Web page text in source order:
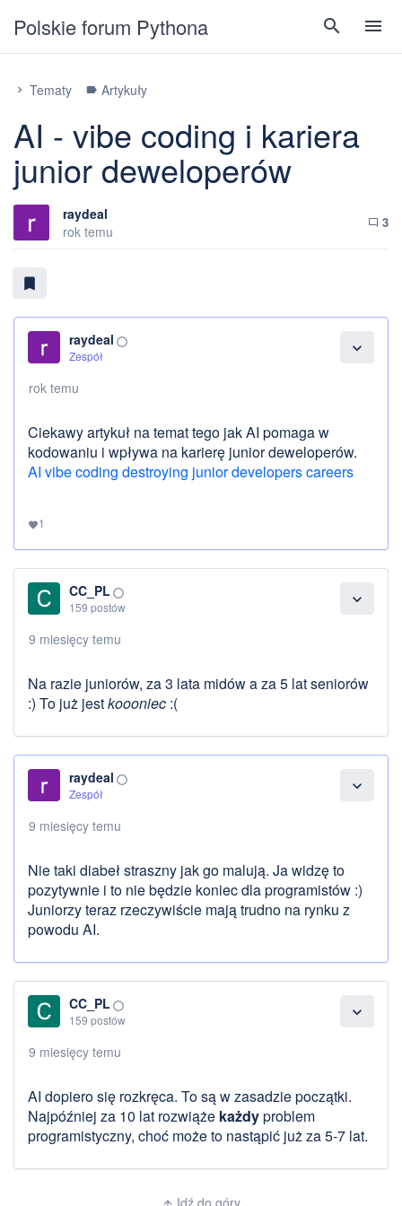
Polskie forum Pythona search menu
chevron_right Tematy label Artykuły
AI - vibe coding i kariera
junior deweloperów
raydeal
rok temu
chat_bubble_outline 3
bookmark
expand_more
raydeal panorama_fish_eye
Zespół
rok temu
Ciekawy artykuł na temat tego jak AI pomaga w
kodowaniu i wpływa na karierę junior deweloperów.
AI vibe coding destroying junior developers careers
favorite1
expand_more
CC_PL panorama_fish_eye
159 postów
9 miesięcy temu
Na razie juniorów, za 3 lata midów a za 5 lat seniorów
:) To już jestkoooniec :(
expand_more
raydeal panorama_fish_eye
Zespół
9 miesięcy temu
Nie taki diabeł straszny jak go malują. Ja widzę to
pozytywnie i to nie będzie koniec dla programistów :)
Juniorzy teraz rzeczywiście mają trudno na rynku z
powodu AI.
expand_more
CC_PL panorama_fish_eye
159 postów
9 miesięcy temu
AI dopiero się rozkręca. To są w zasadzie początki.
Najpóźniej za 10 lat rozwiąże każdyproblem
programistyczny, choć może to nastąpić już za 5-7 lat.